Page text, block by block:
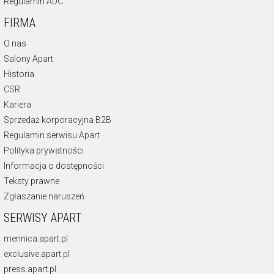
FIRMA
O nas
Salony Apart
Historia
CSR
Kariera
Sprzedaż korporacyjna B2B
Regulamin serwisu Apart
Polityka prywatności
Informacja o dostępności
Teksty prawne
Zgłaszanie naruszeń
SERWISY APART
mennica.apart.pl
exclusive.apart.pl
press.apart.pl